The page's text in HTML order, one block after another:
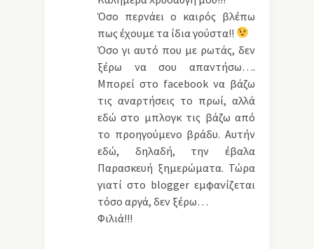
Όσο περνάει ο καιρός βλέπω
πως έχουμε τα ίδια γούστα!!
Όσο γι αυτό που με ρωτάς, δεν
ξέρω να σου απαντήσω….
Μπορεί στο facebook να βάζω
τις αναρτήσεις το πρωί, αλλά
εδώ στο μπλογκ τις βάζω από
το προηγούμενο βράδυ. Αυτήν
εδώ, δηλαδή, την έβαλα
Παρασκευή ξημερώματα. Τώρα
γιατί στο blogger εμφανίζεται
τόσο αργά, δεν ξέρω…
Φιλιά!!!